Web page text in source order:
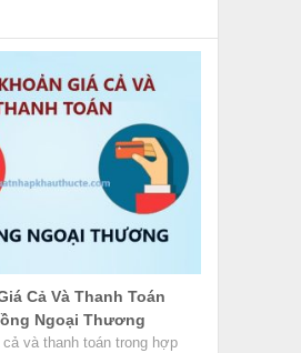
Cả Và Thanh Toán
Ngoại Thương
và thanh toán trong hợp